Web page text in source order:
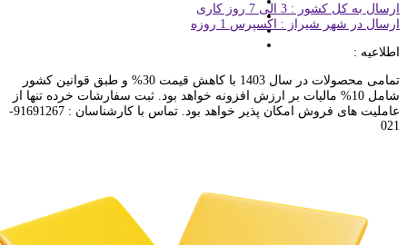
ارسال به کل کشور : 3 الی 7 روز کاری
ارسال در شهر شیراز : اکسپرس 1 روزه
اطلاعیه :
تمامی محصولات در سال 1403 با کاهش قیمت 30% و طبق قوانین کشور
شامل 10% مالیات بر ارزش افزونه خواهد بود. ثبت سفارشات خرده تنها از
عاملیت های فروش امکان پذیر خواهد بود. تماس با کارشناسان : 91691267-
021